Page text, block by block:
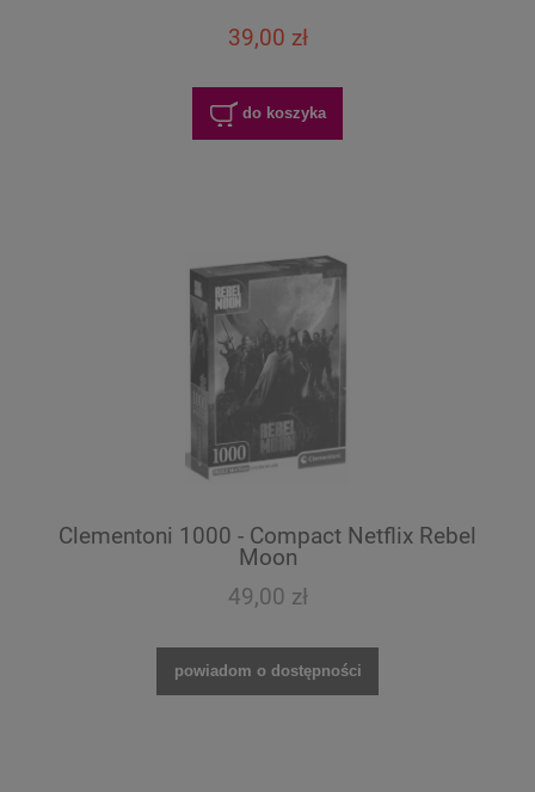
39,00 zł
do koszyka
Clementoni 1000 - Compact Netflix Rebel
Moon
49,00 zł
powiadom o dostępności